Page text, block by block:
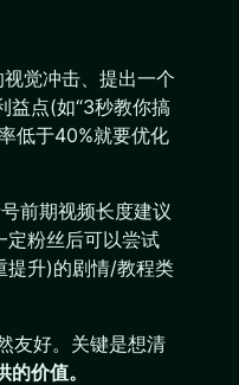
觉冲击、提出一个
益点(如“3秒教你搞
低于40%就要优化
前期视频长度建议
粉丝后可以尝试
升)的剧情/教程类
友好。关键是想清
价值。